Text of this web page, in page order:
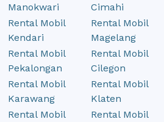
Manokwari
Cimahi
Rental Mobil
Kendari
Rental Mobil
Magelang
Rental Mobil
Pekalongan
Rental Mobil
Cilegon
Rental Mobil
Karawang
Rental Mobil
Klaten
Rental Mobil
Rental Mobil